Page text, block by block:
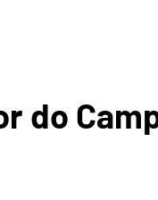
do